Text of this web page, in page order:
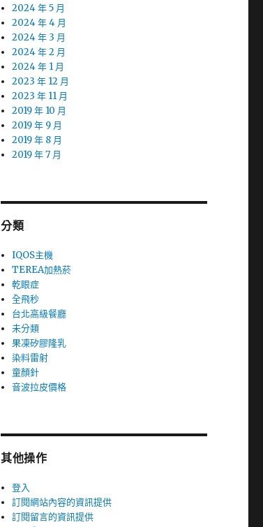
2024 年 5 月
2024 年 4 月
2024 年 3 月
2024 年 2 月
2024 年 1 月
2023 年 12 月
2023 年 11 月
2019 年 10 月
2019 年 9 月
2019 年 8 月
2019 年 7 月
分類
IQOS主機
TEREA加熱菸
乾眼症
全飛秒
台北高級餐廳
未分類
果凍矽膠隆乳
染料雷射
童顏針
音波拉皮價格
其他操作
登入
訂閱網站內容的資訊提供
訂閱留言的資訊提供